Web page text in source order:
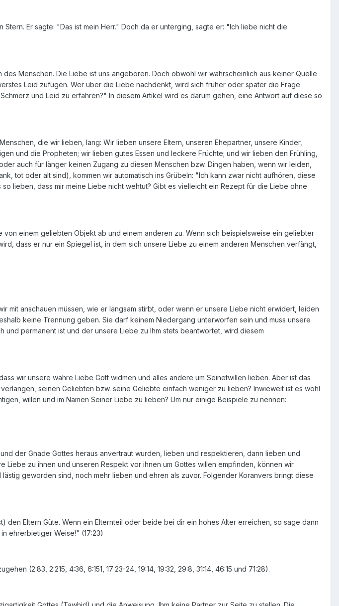
Er sagte: "Das ist mein Herr." Doch da er unterging, sagte er: "Ich liebe nicht die
Menschen. Die Liebe ist uns angeboren. Doch obwohl wir wahrscheinlich aus keiner Quelle
Leid zufügen. Wer über die Liebe nachdenkt, wird sich früher oder später die Frage
und Leid zu erfahren?" In diesem Artikel wird es darum gehen, eine Antwort auf diese so
die wir lieben, lang: Wir lieben unsere Eltern, unseren Ehepartner, unsere Kinder,
und die Propheten; wir lieben gutes Essen und leckere Früchte; und wir lieben den Frühling,
auch für länger keinen Zugang zu diesen Menschen bzw. Dingen haben, wenn wir leiden,
tot oder alt sind), kommen wir automatisch ins Grübeln: "Ich kann zwar nicht aufhören, diese
lieben, dass mir meine Liebe nicht wehtut? Gibt es vielleicht ein Rezept für die Liebe ohne
einem geliebten Objekt ab und einem anderen zu. Wenn sich beispielsweise ein geliebter
dass er nur ein Spiegel ist, in dem sich unsere Liebe zu einem anderen Menschen verfängt,
mit anschauen müssen, wie er langsam stirbt, oder wenn er unsere Liebe nicht erwidert, leiden
keine Trennung geben. Sie darf keinem Niedergang unterworfen sein und muss unsere
permanent ist und der unsere Liebe zu Ihm stets beantwortet, wird diesem
wir unsere wahre Liebe Gott widmen und alles andere um Seinetwillen lieben. Aber ist das
seinen Geliebten bzw. seine Geliebte einfach weniger zu lieben? Inwieweit ist es wohl
willen und im Namen Seiner Liebe zu lieben? Um nur einige Beispiele zu nennen:
der Gnade Gottes heraus anvertraut wurden, lieben und respektieren, dann lieben und
Liebe zu ihnen und unseren Respekt vor ihnen um Gottes willen empfinden, können wir
geworden sind, noch mehr lieben und ehren als zuvor. Folgender Koranvers bringt diese
den Eltern Güte. Wenn ein Elternteil oder beide bei dir ein hohes Alter erreichen, so sage dann
ehrerbietiger Weise!" (17:23)
(2:83, 2:215, 4:36, 6:151, 17:23-24, 19:14, 19:32, 29:8, 31:14, 46:15 und 71:28).